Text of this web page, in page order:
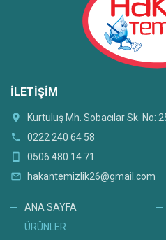
İLETIŞIM
location_on
Kurtuluş Mh. Sobacılar Sk. No:
phone
0222 240 64 58
smartphone
0506 480 14 71
mail_outline
hakantemizlik26@gmail.com
ANA SAYFA
ÜRÜNLER